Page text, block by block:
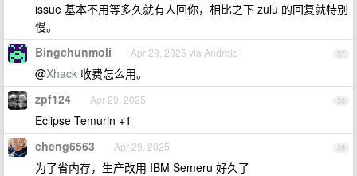
issue 基本不用等多久就有人回你，相比之下 zulu 的回复就特别
慢。
37
Bingchunmoli Apr 29, 2025 via Android
@Xhack 收费怎么用。
38
zpf124 Apr 29, 2025
Eclipse Temurin +1
39
cheng6563 Apr 29, 2025
为了省内存，生产改用 IBM Semeru 好久了